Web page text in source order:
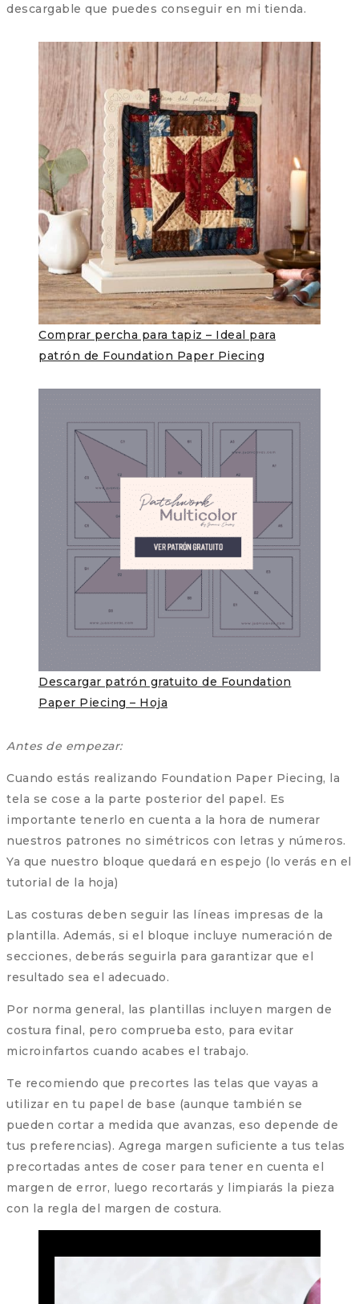
descargable que puedes conseguir en mi tienda.
Comprar percha para tapiz – Ideal para
patrón de Foundation Paper Piecing
Descargar patrón gratuito de Foundation
Paper Piecing – Hoja
Antes de empezar:
Cuando estás realizando Foundation Paper Piecing, la
tela se cose a la parte posterior del papel. Es
importante tenerlo en cuenta a la hora de numerar
nuestros patrones no simétricos con letras y números.
Ya que nuestro bloque quedará en espejo (lo verás en el
tutorial de la hoja)
Las costuras deben seguir las líneas impresas de la
plantilla. Además, si el bloque incluye numeración de
secciones, deberás seguirla para garantizar que el
resultado sea el adecuado.
Por norma general, las plantillas incluyen margen de
costura final, pero comprueba esto, para evitar
microinfartos cuando acabes el trabajo.
Te recomiendo que precortes las telas que vayas a
utilizar en tu papel de base (aunque también se
pueden cortar a medida que avanzas, eso depende de
tus preferencias). Agrega margen suficiente a tus telas
precortadas antes de coser para tener en cuenta el
margen de error, luego recortarás y limpiarás la pieza
con la regla del margen de costura.